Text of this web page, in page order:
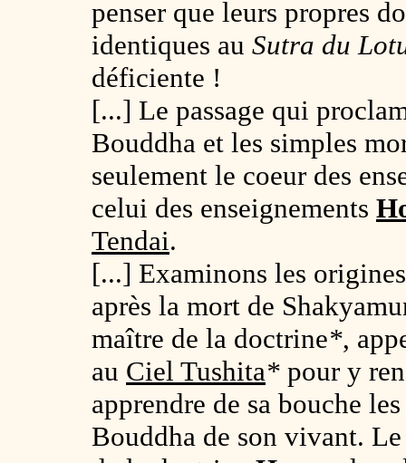
penser que leurs propres
identiques au Sutra du
déficiente !
[...] Le passage qui
Bouddha et les simples
seulement le coeur des
celui des enseignements
Tendai.
[...] Examinons les
après la mort de
maître de la doctrine*,
au Ciel Tushita* pour y
apprendre de sa bouche
Bouddha de son vivant.